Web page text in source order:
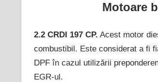
Motoare
2.2 CRDI 197 CP. Acest motor
combustibil. Este considerat a fi
DPF în cazul utilizării
EGR-ul.